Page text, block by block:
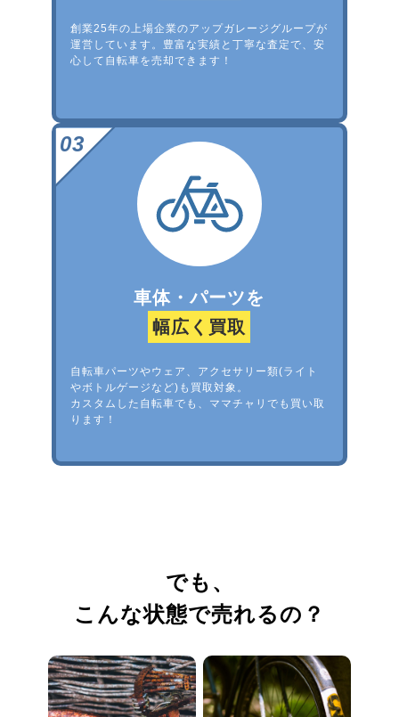
創業25年の上場企業のアップガレージグループが
運営しています。豊富な実績と丁寧な査定で、安
心して自転車を売却できます！
車体・パーツを
幅広く買取
自転車パーツやウェア、アクセサリー類(ライト
やボトルゲージなど)も買取対象。
カスタムした自転車でも、ママチャリでも買い取
ります！
でも、
こんな状態で売れるの？